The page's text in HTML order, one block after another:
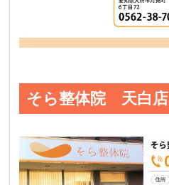
そら整体院 天白店